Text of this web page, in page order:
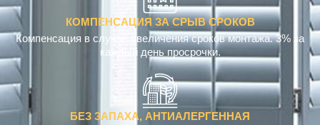
КОМПЕНСАЦИЯ ЗА СРЫВ СРОКОВ
Компенсация в случае увеличения сроков монтажа. 3% за
каждый день просрочки.
БЕЗ ЗАПАХА, АНТИАЛЕРГЕННАЯ